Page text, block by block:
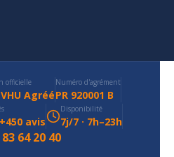
officielle
Agréé
Numéro d'agrément
PR 920001 B
avis
Disponibilité
7j/7 · 7h–23h
64 20 40